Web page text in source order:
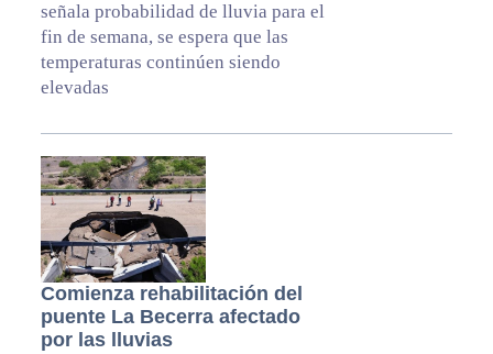
señala probabilidad de lluvia para el
fin de semana, se espera que las
temperaturas continúen siendo
elevadas
Comienza rehabilitación del
puente La Becerra afectado
por las lluvias